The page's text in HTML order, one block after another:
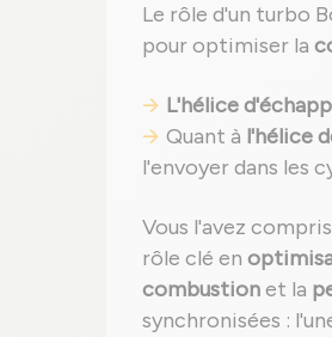
Le rôle d'un turbo
pour optimiser la
L'hélice
Quant à l'hélice
l'envoyer dans les
Vous l'avez
rôle clé en
combustionet la
synchronisées :